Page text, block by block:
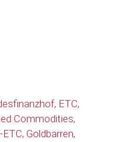
ETC
Commodities
ETC Goldbarren